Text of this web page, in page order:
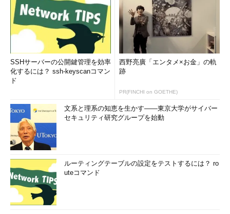
SSHサーバーの公開鍵管理を効率
化するには？ ssh-keyscanコマン
ド
西野亮廣「エンタメ×お金」の軌
跡
PR(FINCHI on GOETHE)
文系と理系の知恵を生かす――東京大学がサイバー
セキュリティ研究グループを始動
ルーティングテーブルの設定をテストするには？ ro
uteコマンド